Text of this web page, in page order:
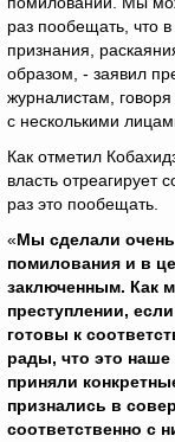
раз пообещать, что
признания,
образом, - заявил
журналистам,
с несколькими
Как отметил
власть отреагирует
раз это пообещать.
«Мы сделали очень
помилования и в
заключенным. Как
преступлении,
готовы к
рады, что это
приняли
признались в
соответственно с